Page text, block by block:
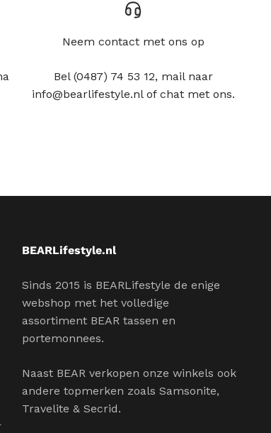
Neem contact met ons op
Bel (0487) 74 53 12, mail naar
info@bearlifestyle.nl of chat met ons.
BEARLifestyle.nl
Sinds 2015 is BEARLifestyle de enige
webshop met het volledige
assortiment BEAR tassen en
portemonnees.
Naast BEAR verkopen onze winkels ook
andere topmerken zoals Samsonite,
Travelite & Secrid.